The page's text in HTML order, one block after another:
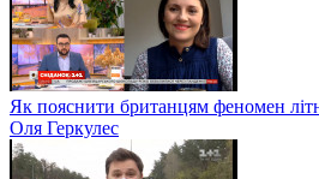
Як пояснити британцям феномен
Оля Геркулес